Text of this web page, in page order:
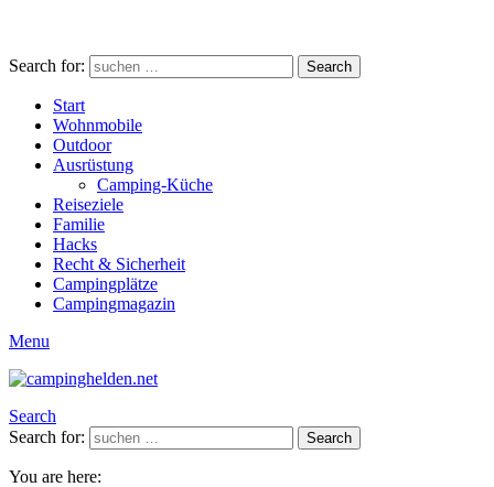
Search for: Search
Start
Wohnmobile
Outdoor
Ausrüstung
Camping-Küche
Reiseziele
Familie
Hacks
Recht & Sicherheit
Campingplätze
Campingmagazin
Menu
Search
Search for:
Search
You are here: